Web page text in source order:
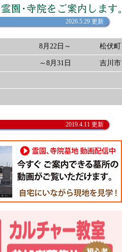
2026.5.29 更新
8月22日～ 松伏町
～8月31日 吉川市
2019.4.11 更新